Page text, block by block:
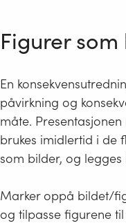
Figurer
En
påvirkning og
måte.
brukes imidlertid i de
som bilder, og
Marker oppå bildet/
og tilpasse figurene